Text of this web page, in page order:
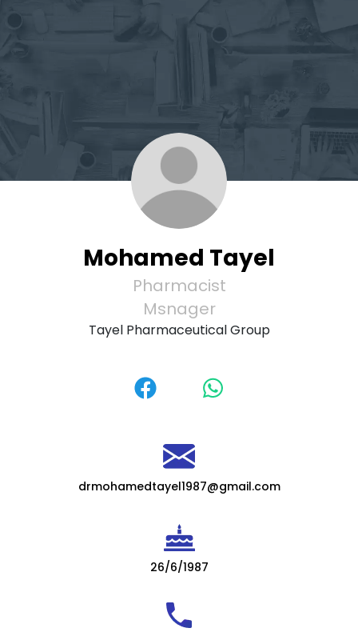
Mohamed Tayel
Pharmacist
Msnager
Tayel Pharmaceutical Group
drmohamedtayel1987@gmail.com
26/6/1987